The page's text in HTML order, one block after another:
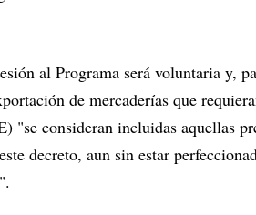
al Programa será voluntaria y,
de mercaderías que
"se consideran incluidas aquellas
decreto, aun sin estar